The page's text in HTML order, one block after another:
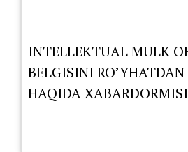
INTELLEKTUAL MULK
BELGISINI
HAQIDA